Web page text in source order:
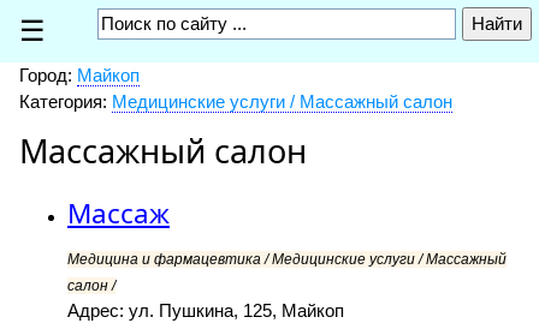
☰
Город: Майкоп
Категория: Медицинские услуги / Массажный салон
Массажный салон
Массаж
Медицина и фармацевтика / Медицинские услуги / Массажный
салон /
Адрес: ул. Пушкина, 125, Майкоп